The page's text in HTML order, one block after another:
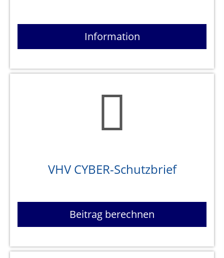
Information
VHV CYBER-Schutzbrief
Beitrag berechnen